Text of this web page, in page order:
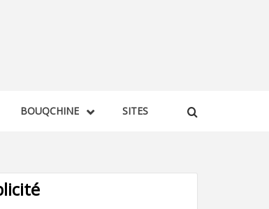
BOUQCHINE SITES